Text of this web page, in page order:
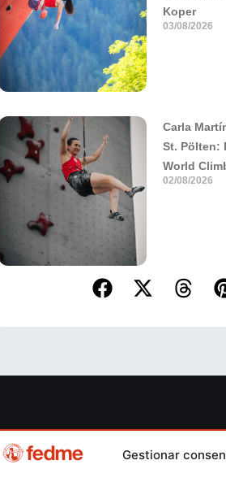
Gestionar
Koper
03/08/2026
Carla
St. Pölten:
World
02/08/2026
Competiciones